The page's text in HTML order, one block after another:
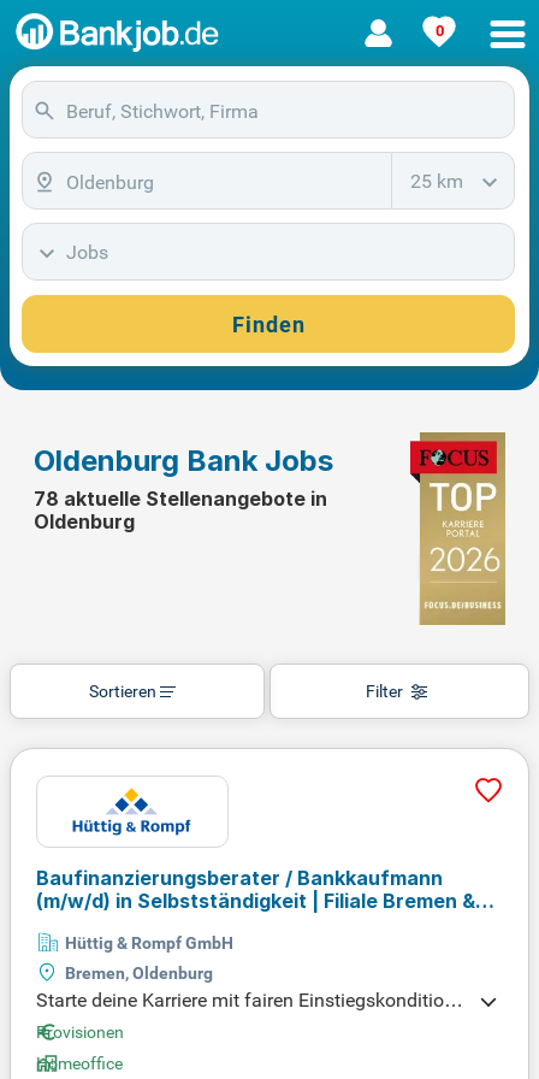
0
25 km
Jobs
Finden
Oldenburg Bank Jobs
78 aktuelle Stellenangebote in
Oldenburg
Filter
Sortieren
Baufinanzierungsberater / Bankkaufmann
(m/w/d) in Selbstständigkeit | Filiale Bremen &
Hüttig & Rompf GmbH
Bremen, Oldenburg
Starte deine Karriere mit fairen Einstiegskonditione
n und einem zuverlässigen Onboarding! Bei uns pr
ofitierst du von einem leistungsbasierten Provision
Provisionen
Homeoffice